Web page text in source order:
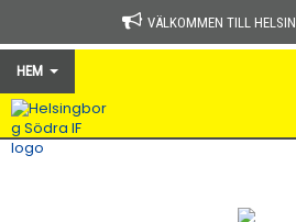
VÄLKOMMEN TILL
HEM
HEM